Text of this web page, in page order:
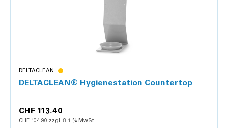
DELTACLEAN
DELTACLEAN® Hygienestation Countertop
CHF 113.40
CHF 104.90 zzgl. 8.1 % MwSt.